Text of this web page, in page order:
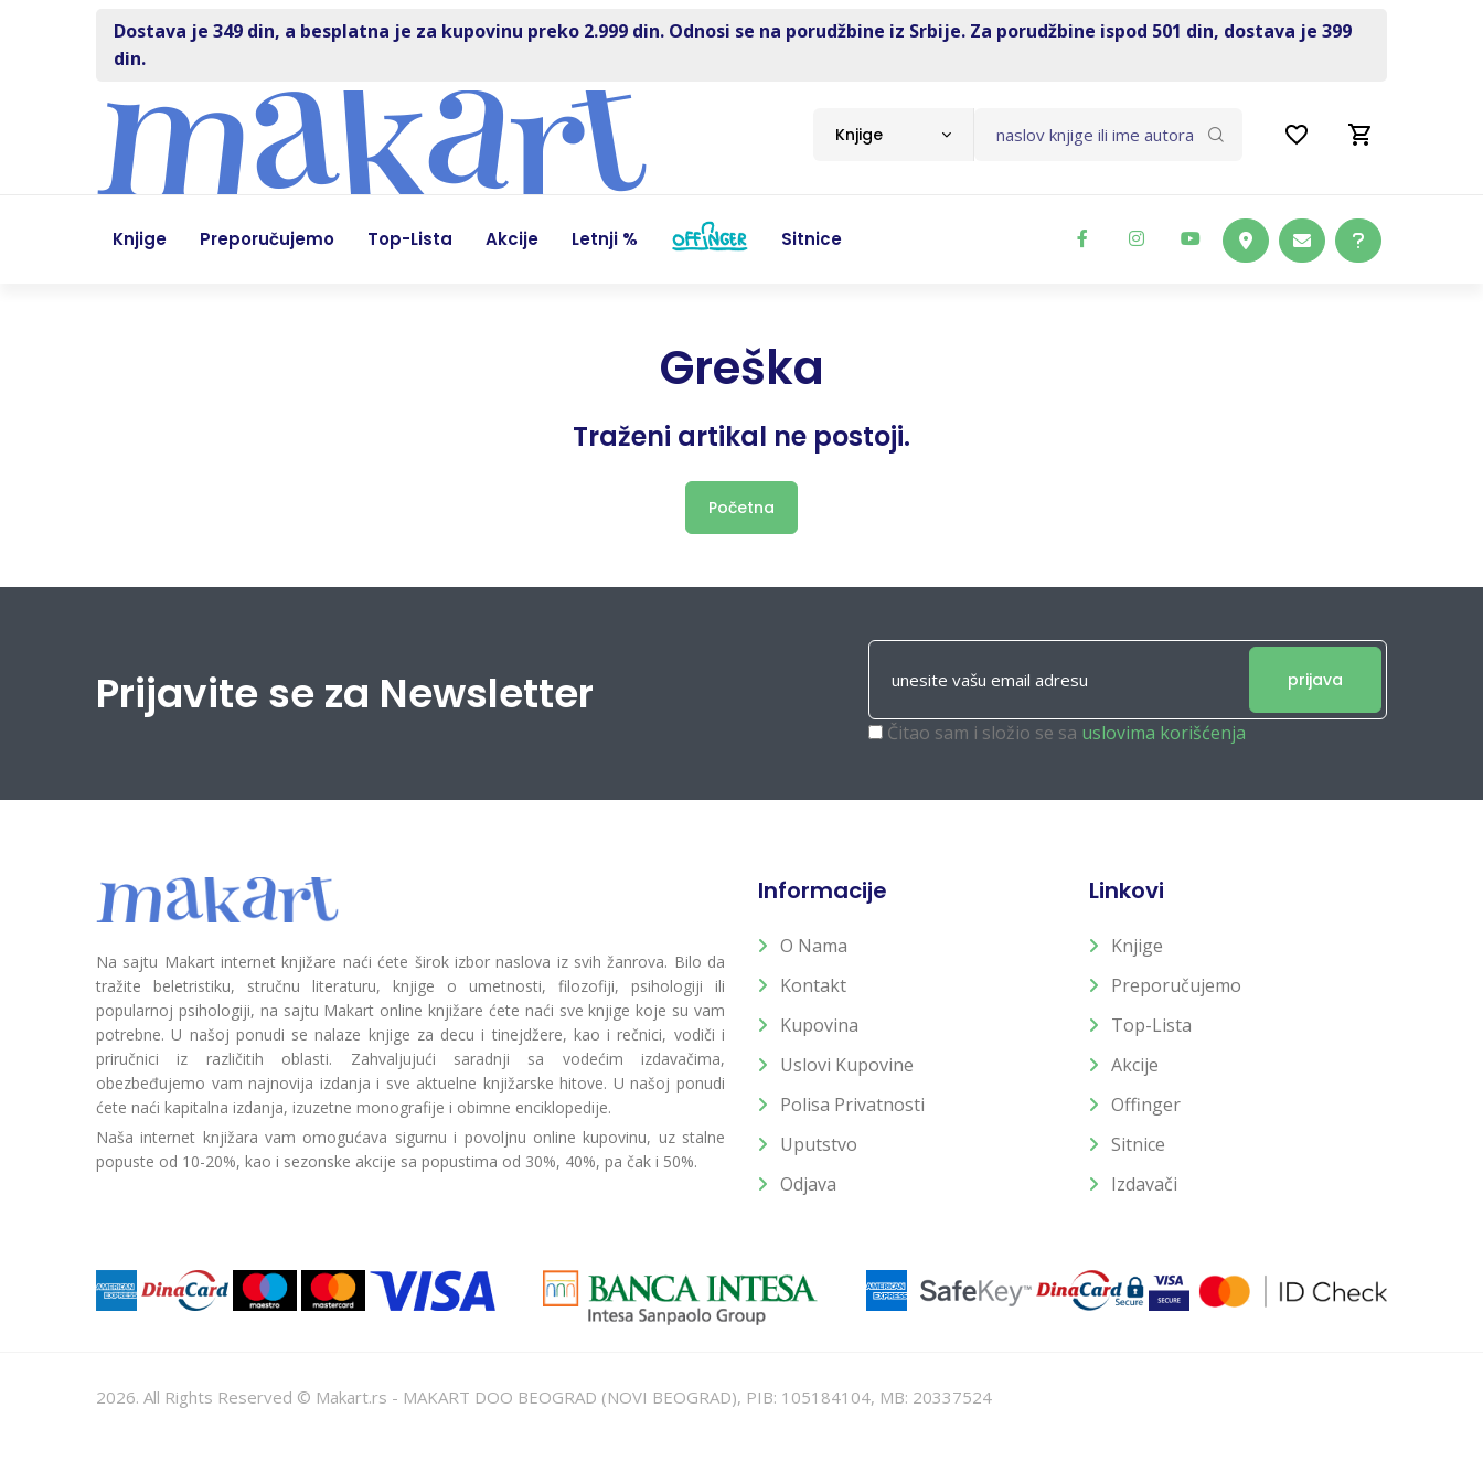
Dostava je 349 din, a besplatna je za kupovinu preko 2.999 din. Odnosi se na porudžbine iz Srbije. Za porudžbine ispod 501 din, dostava je 399
din.
Knjige
Knjige Preporučujemo Top-Lista Akcije Letnji % Sitnice
Greška
Traženi artikal ne postoji.
Početna
Prijavite se za Newsletter prijava
Čitao sam i složio se sa uslovima korišćenja
Na sajtu Makart internet knjižare naći ćete širok izbor naslova iz svih žanrova. Bilo da
tražite beletristiku, stručnu literaturu, knjige o umetnosti, filozofiji, psihologiji ili
popularnoj psihologiji, na sajtu Makart online knjižare ćete naći sve knjige koje su vam
potrebne. U našoj ponudi se nalaze knjige za decu i tinejdžere, kao i rečnici, vodiči i
priručnici iz različitih oblasti. Zahvaljujući saradnji sa vodećim izdavačima,
obezbeđujemo vam najnovija izdanja i sve aktuelne knjižarske hitove. U našoj ponudi
ćete naći kapitalna izdanja, izuzetne monografije i obimne enciklopedije.
Naša internet knjižara vam omogućava sigurnu i povoljnu online kupovinu, uz stalne
popuste od 10-20%, kao i sezonske akcije sa popustima od 30%, 40%, pa čak i 50%.
Informacije
O Nama
Kontakt
Kupovina
Uslovi Kupovine
Polisa Privatnosti
Uputstvo
Odjava
Linkovi
Knjige
Preporučujemo
Top-Lista
Akcije
Offinger
Sitnice
Izdavači
2026. All Rights Reserved © Makart.rs - MAKART DOO BEOGRAD (NOVI BEOGRAD), PIB: 105184104, MB: 20337524